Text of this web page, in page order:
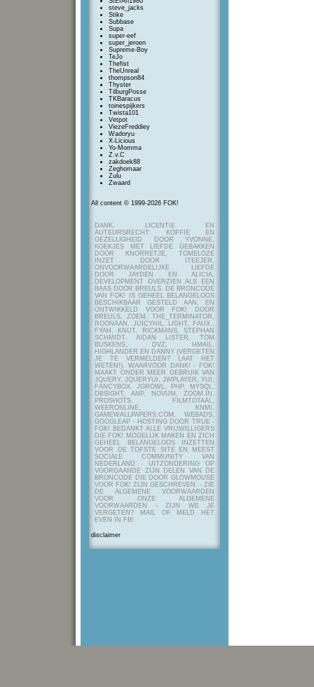
steve_jacks
Stike
Subbase
Supa
super-eef
super_jeroen
Supreme-Boy
TeJo
Thefist
TheUnreal
thompson84
Thyster
TilburgPosse
TKBaracus
toinespijkers
Twista101
Vetpot
ViezeFreddiey
Wadoryu
X-Licious
Yo-Momma
Z.v.C
zakdoek88
Zeghomaar
Zulu
Zwaard
All content © 1999-2026 FOK!
DANK, LICENTIE EN
AUTEURSRECHT: KOFFIE EN
GEZELLIGHEID DOOR YVONNE,
KOEKJES MET LIEFDE GEBAKKEN
DOOR KNORRETJE, TOMELOZE
INZET DOOR ITEEJER,
ONVOORWAARDELIJKE LIEFDE
DOOR JAYDEN EN ALICIA,
DEVELOPMENT OVERZIEN ALS EEN
BAAS DOOR BREULS. DE BRONCODE
VAN FOK! IS GEHEEL BELANGELOOS
BESCHIKBAAR GESTELD AAN, EN
ONTWIKKELD VOOR FOK! DOOR
BREULS, ZOEM, THE_TERMINATOR,
ROONAAN, JUICYHIL, LIGHT, FAUX.,
FYAH, KNUT, RICKMANS, STEPHAN
SCHMIDT, AIDAN LISTER, TOM
BUSKENS, DVZ, HMAIL,
HIGHLANDER EN DANNY (VERGETEN
JE TE VERMELDEN? LAAT HET
WETEN!), WAARVOOR DANK! - FOK!
MAAKT ONDER MEER GEBRUIK VAN
JQUERY, JQUERYUI, JWPLAYER, YUI,
FANCYBOX, JGROWL, PHP, MYSQL,
DBSIGHT, ANP, NOVUM, ZOOM.IN,
PROSHOTS, FILMTOTAAL,
WEERONLINE, KNMI,
GAMEWALLPAPERS.COM, WEBADS,
GOOGLEAP - HOSTING DOOR TRUE -
FOK! BEDANKT ALLE VRIJWILLIGERS
DIE FOK! MOGELIJK MAKEN EN ZICH
GEHEEL BELANGELOOS INZETTEN
VOOR DE TOFSTE SITE EN MEEST
SOCIALE COMMUNITY VAN
NEDERLAND - UITZONDERING OP
VOORGAANDE ZIJN DELEN VAN DE
BRONCODE DIE DOOR GLOWMOUSE
VOOR FOK! ZIJN GESCHREVEN. - ZIE
DE ALGEMENE VOORWAARDEN
VOOR ONZE ALGEMENE
VOORWAARDEN - ZIJN WE JE
VERGETEN? MAIL OF MELD HET
EVEN IN FB!
disclaimer